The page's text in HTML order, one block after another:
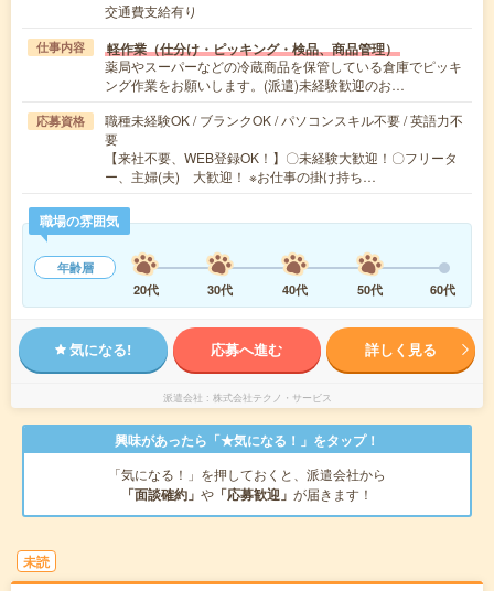
交通費支給有り
仕事内容 軽作業（仕分け・ピッキング・検品、商品管理）
薬局やスーパーなどの冷蔵商品を保管している倉庫でピッキ
ング作業をお願いします。(派遣)未経験歓迎のお…
応募資格
職種未経験OK / ブランクOK / パソコンスキル不要 / 英語力不
要
【来社不要、WEB登録OK！】〇未経験大歓迎！〇フリータ
ー、主婦(夫) 大歓迎！ ※お仕事の掛け持ち…
職場の雰囲気
年齢層
20代
30代 40代 50代 60代
気になる! 応募へ進む 詳しく見る
派遣会社 株式会社テクノ・サービス
興味があったら「★気になる！」をタップ！
「気になる！」を押しておくと、派遣会社から
「面談確約」 や 「応募歓迎」 が届きます！
未読